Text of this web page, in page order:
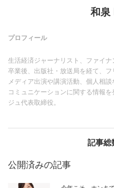
ライフスタイル
ファッション
恋愛/結婚/離婚
和泉
プロフィール
生活経済ジャーナリスト、ファイ
卒業後、出版社・放送局を経て、フ
メディア出演や講演活動、個人相
コミュニケーションに関する情報
ジュ代表取締役。
記事総
公開済みの記事